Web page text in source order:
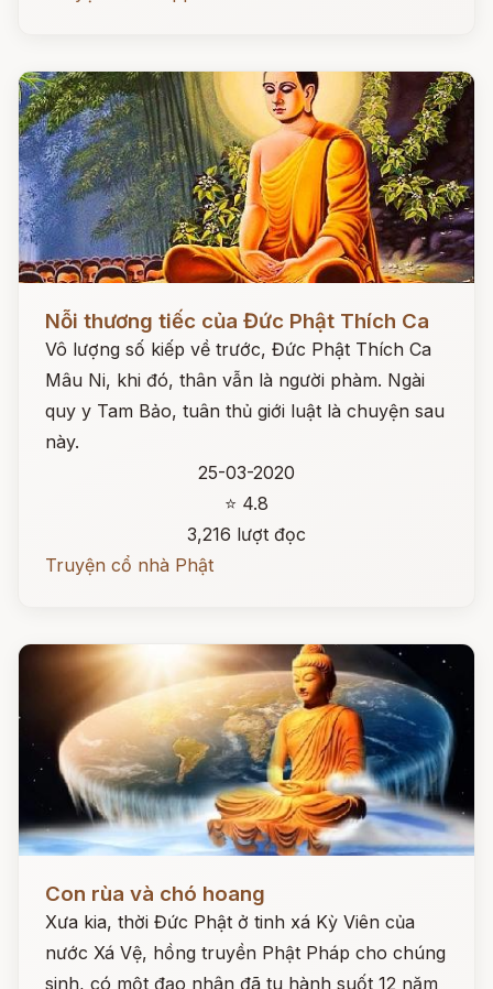
Đọc ngay
Nỗi thương tiếc của Đức Phật Thích Ca
Vô lượng số kiếp về trước, Đức Phật Thích Ca
Mâu Ni, khi đó, thân vẫn là người phàm. Ngài
quy y Tam Bảo, tuân thủ giới luật là chuyện sau
này.
25-03-2020
⭐ 4.8
3,216 lượt đọc
Truyện cổ nhà Phật
Con rùa và chó hoang
Xưa kia, thời Đức Phật ở tinh xá Kỳ Viên của
nước Xá Vệ, hồng truyền Phật Pháp cho chúng
sinh, có một đạo nhân đã tu hành suốt 12 năm